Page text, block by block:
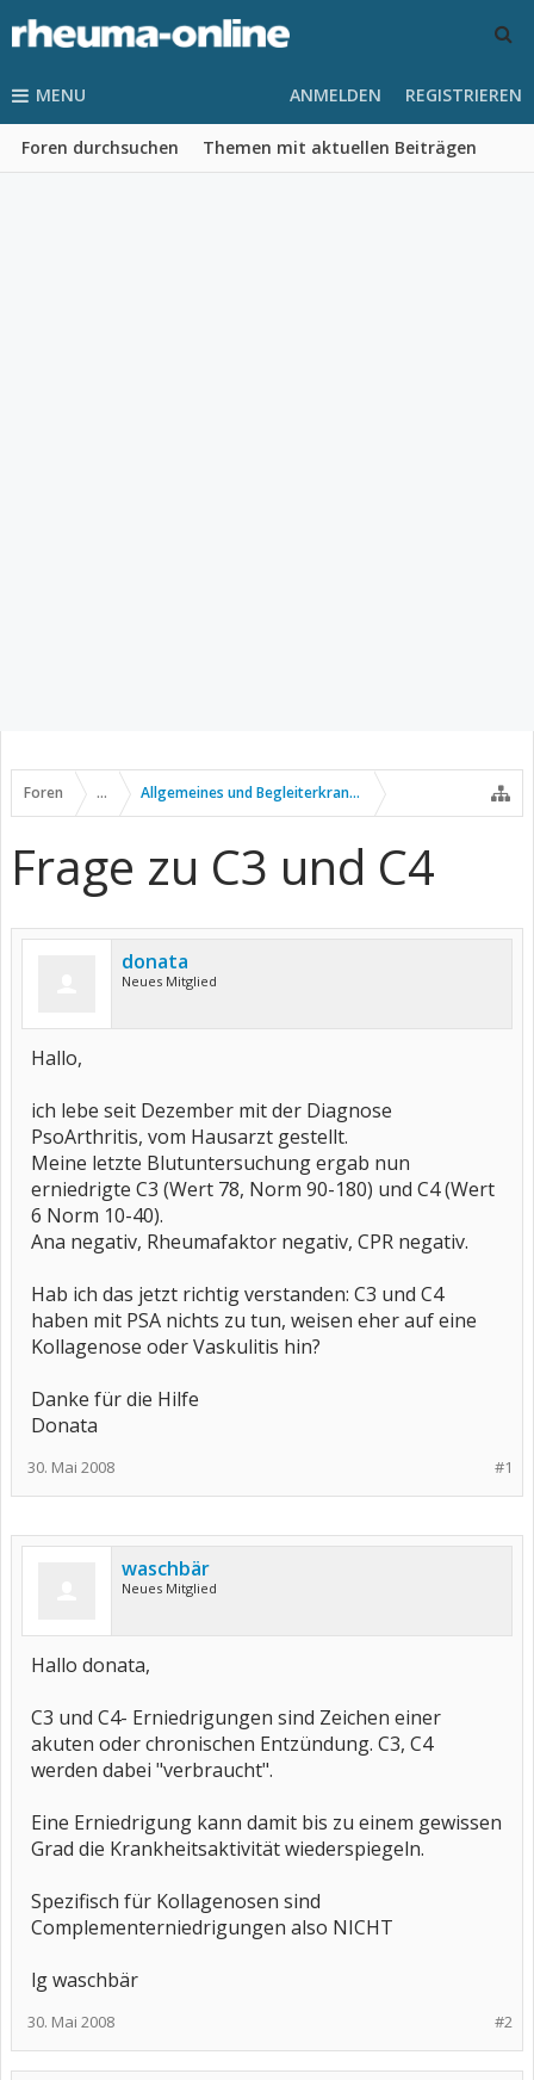
MENU
Foren durchsuchen Themen mit aktuellen Beiträgen
ANMELDEN REGISTRIEREN
Foren ... Allgemeines und Begleiterkrankungen
Frage zu C3 und C4
donata
Neues Mitglied
Hallo,
ich lebe seit Dezember mit der Diagnose
PsoArthritis, vom Hausarzt gestellt.
Meine letzte Blutuntersuchung ergab nun
erniedrigte C3 (Wert 78, Norm 90-180) und C4 (Wert
6 Norm 10-40).
Ana negativ, Rheumafaktor negativ, CPR negativ.
Hab ich das jetzt richtig verstanden: C3 und C4
haben mit PSA nichts zu tun, weisen eher auf eine
Kollagenose oder Vaskulitis hin?
Danke für die Hilfe
Donata
#1
30. Mai 2008
waschbär
Neues Mitglied
Hallo donata,
C3 und C4- Erniedrigungen sind Zeichen einer
akuten oder chronischen Entzündung. C3, C4
werden dabei "verbraucht".
Eine Erniedrigung kann damit bis zu einem gewissen
Grad die Krankheitsaktivität wiederspiegeln.
Spezifisch für Kollagenosen sind
Complementerniedrigungen also NICHT
lg waschbär
#2
30. Mai 2008